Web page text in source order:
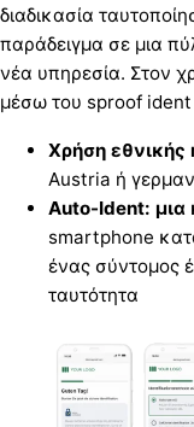
διαδικασία
παράδειγμα σε μια
νέα υπηρεσία. Στον
μέσω του sproof ident
Χρήση εθνικής
Austria ή
Auto-Ident: μια
smartphone
ένας σύντομος
ταυτότητα